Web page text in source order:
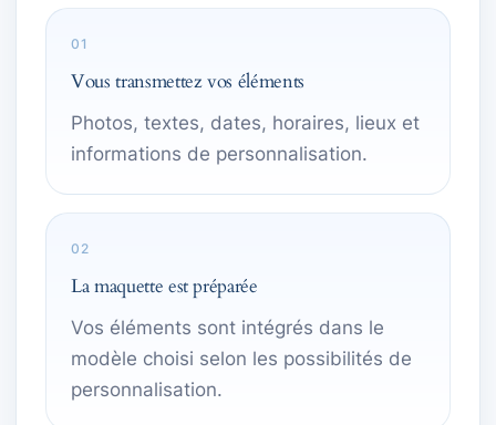
01
Vous transmettez vos éléments
Photos, textes, dates, horaires, lieux et
informations de personnalisation.
02
La maquette est préparée
Vos éléments sont intégrés dans le
modèle choisi selon les possibilités de
personnalisation.